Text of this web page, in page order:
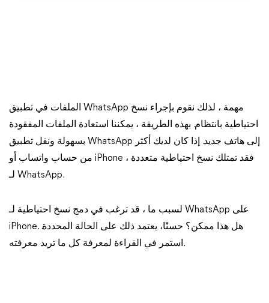
الملفات في تطبيق WhatsApp مهمة ، لذلك نقوم بإجراء نسخ
احتياطية بانتظام. بهذه الطريقة ، يمكننا استعادة الملفات المفقودة
بسهولة ونقل تطبيق WhatsApp إلى هاتف جديد. إذا كان لديك أكثر
من حساب واتساب أو iPhone ، فقد تمتلك نسخ احتياطية متعددة
لـ WhatsApp.
لسبب ما ، قد ترغب في دمج نسخ احتياطية لـ WhatsApp على
iPhone. هل هذا ممكن؟ حسنًا، يعتمد ذلك على الحالة المحددة.
استمر في القراءة لمعرفة كل ما تريد معرفته.